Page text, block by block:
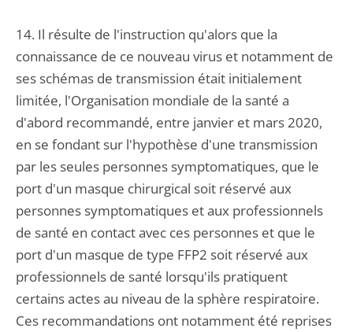
14. Il résulte de l'instruction qu'alors que la
connaissance de ce nouveau virus et notamment de
ses schémas de transmission était initialement
limitée, l'Organisation mondiale de la santé a
d'abord recommandé, entre janvier et mars 2020,
en se fondant sur l'hypothèse d'une transmission
par les seules personnes symptomatiques, que le
port d'un masque chirurgical soit réservé aux
personnes symptomatiques et aux professionnels
de santé en contact avec ces personnes et que le
port d'un masque de type FFP2 soit réservé aux
professionnels de santé lorsqu'ils pratiquent
certains actes au niveau de la sphère respiratoire.
Ces recommandations ont notamment été reprises